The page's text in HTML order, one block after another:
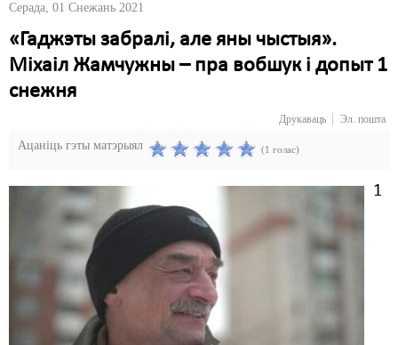
Серада, 01 Снежань 2021
«Гаджэты забралі, але яны чыстыя».
Міхаіл Жамчужны – пра вобшук і допыт 1
снежня
Друкаваць Эл. пошта
Ацаніць гэты матэрыял (1 голас)
1
Безбар'ернае асяродзьдзе
Выбары
Грамадзянскія ініцыятывы
Затрыманьні
Карная псыхіятрыя
КПЧ ААН
Культурныя правы
Кантакт
Пра нас
RSS